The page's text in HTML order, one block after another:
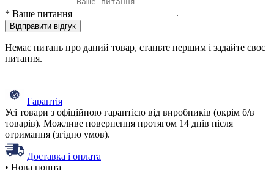
* Ваше питання
Відправити відгук
Немає питань про даний товар, станьте першим і задайте своє
питання.
Гарантія
Усі товари з офіційною гарантією від виробників (окрім б/в
товарів). Можливе повернення протягом 14 днів після
отримання (згідно умов).
Доставка і оплата
• Нова пошта